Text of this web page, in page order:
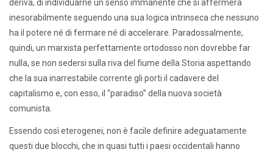
deriva, di individuarne un senso immanente che si affermerà
inesorabilmente seguendo una sua logica intrinseca che nessuno
ha il potere né di fermare né di accelerare. Paradossalmente,
quindi, un marxista perfettamente ortodosso non dovrebbe far
nulla, se non sedersi sulla riva del fiume della Storia aspettando
che la sua inarrestabile corrente gli porti il cadavere del
capitalismo e, con esso, il “paradiso” della nuova società
comunista.
Essendo così eterogenei, non è facile definire adeguatamente
questi due blocchi, che in quasi tutti i paesi occidentali hanno